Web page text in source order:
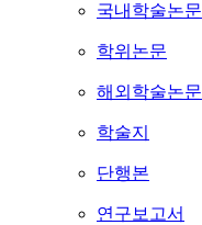
국내학술논문
학위논문
해외학술논문
학술지
단행본
연구보고서